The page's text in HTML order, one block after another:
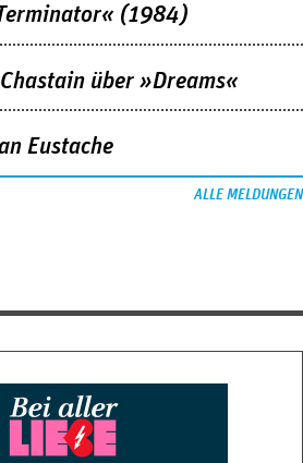
(1984)
über »Dreams«
Eustache
ALLE MELDUNGEN